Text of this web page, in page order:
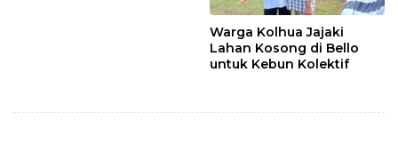
Warga Kolhua Jajaki
Lahan Kosong di Bello
untuk Kebun Kolektif